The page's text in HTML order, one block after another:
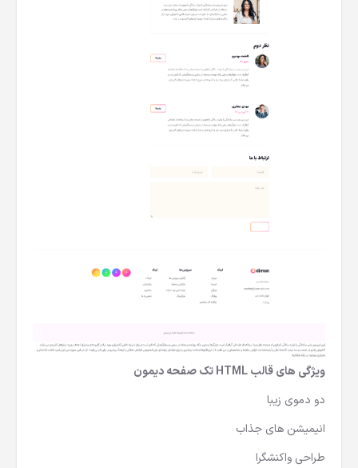
ویژگی های قالب HTML تک صفحه دیمون
دو دموی زیبا
انیمیشن های جذاب
طراحی واکنشگرا